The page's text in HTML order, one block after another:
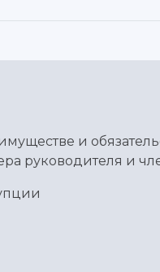
и
руководителя и